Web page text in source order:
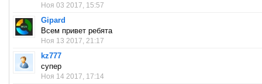
Ноя 03 2017, 15:57
Gipard
Всем привет ребята
Ноя 13 2017, 21:17
kz777
супер
Ноя 14 2017, 17:14